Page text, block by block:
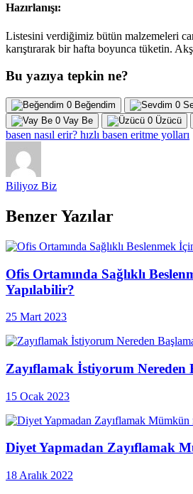
Hazırlanışı:
Listesini verdiğimiz bütün malzemeleri
karıştırarak bir hafta boyunca tüketin.
Bu yazıya tepkin ne?
0 Beğendim 0
0 Vay Be 0 Üzücü
basen nasıl erir? hızlı basen eritme yolları
Biliyoz Biz
Benzer Yazılar
Ofis Ortamında Sağlıklı
Yapılabilir?
25 Mart 2023
Zayıflamak İstiyorum Nereden
15 Ocak 2023
Diyet Yapmadan Zayıflamak
18 Aralık 2022